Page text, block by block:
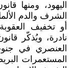
الشرف والدم
أو تخفيف
نادرة، ويُذكّر
المستعمرات